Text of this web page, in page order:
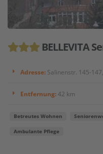
BELLEVITA
Adresse: Salinenstr. 145-
Entfernung:42 km
Betreutes Wohnen
Ambulante Pflege